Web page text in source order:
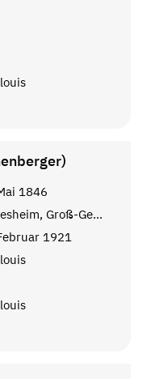
1846
Biebesheim, Groß-Gerau, Hessen
1921